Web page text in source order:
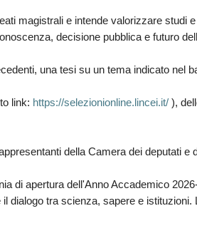
magistrali e intende valorizzare
decisione pubblica e futuro
una tesi su un tema indicato nel
link: https://selezionionline.lincei.it/ ),
della Camera dei deputati e
di apertura dell'Anno Accademico
dialogo tra scienza, sapere e